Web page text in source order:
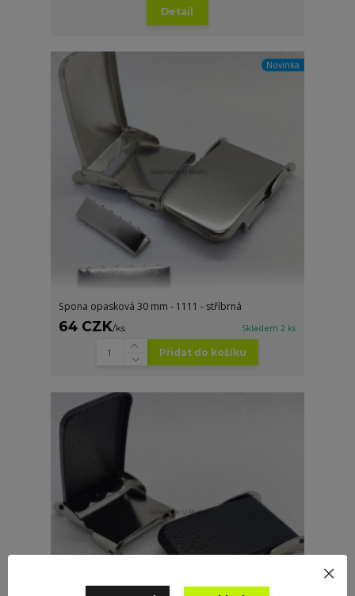
Detail
Novinka
Spona opasková 30 mm - 1111 - stříbrná
64 CZK/ks Skladem 2 ks
Přidat do košíku